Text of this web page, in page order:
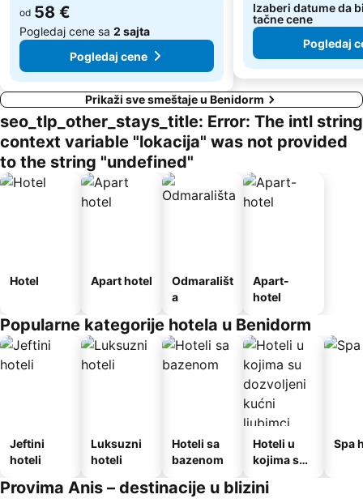
od 58 €
Pogledaj cene sa 2 sajta
Pogledaj cene
Izaberi datume da
tačne cene
Pogledaj
Prikaži sve smeštaje u Benidorm
seo_tlp_other_stays_title: Error: The intl string
context variable "lokacija" was not provided
to the string "undefined"
Hotel Apart hotel
Odmarališt
a
Apart-
hotel
Popularne kategorije hotela u Benidorm
Jeftini
hoteli
Luksuzni
hoteli
Hoteli sa
bazenom
Hoteli u
kojima su
kućni
Spa
Provima Anis – destinacije u blizini